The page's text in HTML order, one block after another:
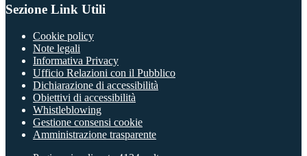
Sezione Link Utili
Cookie policy
Note legali
Informativa Privacy
Ufficio Relazioni con il Pubblico
Dichiarazione di accessibilità
Obiettivi di accessibilità
Whistleblowing
Gestione consensi cookie
Amministrazione trasparente